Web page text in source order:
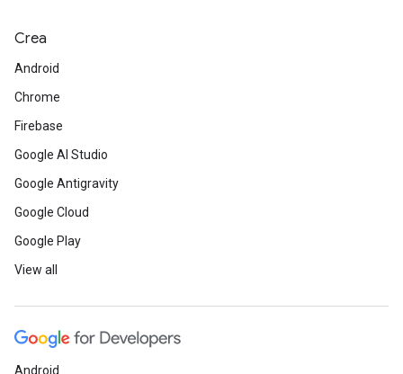
Crea
Android
Chrome
Firebase
Google AI Studio
Google Antigravity
Google Cloud
Google Play
View all
Android